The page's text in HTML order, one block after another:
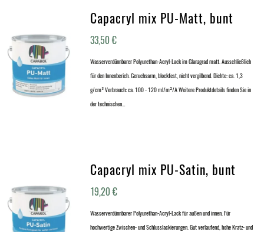
Capacryl mix PU-Matt, bunt
33,50€
Wasserverdünnbarer Polyurethan-Acryl-Lack im Glanzgrad matt. Ausschließlich
für den Innenberich. Geruchsarm, blockfest, nicht vergilbend. Dichte: ca. 1,3
g/cm³ Verbrauch: ca. 100 - 120 ml/m²/A Weitere Produktdetails finden Sie in
der technischen…
Capacryl mix PU-Satin, bunt
19,20€
Wasserverdünnbarer Polyurethan-Acryl-Lack für außen und innen. Für
hochwertige Zwischen- und Schlusslackierungen. Gut verlaufend, hohe Kratz- und